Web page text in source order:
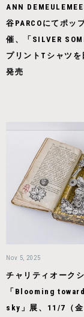
ANN
谷PARCOにてポッ
催、「SILVER
プリントTシャツ
発売
Nov 5, 2025
チャリティオーク
「Blooming
sky」展、11/7（